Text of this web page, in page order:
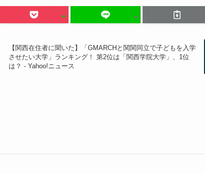
【関西在住者に聞いた】「GMARCHと関関同立で子どもを入学
させたい大学」ランキング！ 第2位は「関西学院大学」、1位
は？ - Yahoo!ニュース